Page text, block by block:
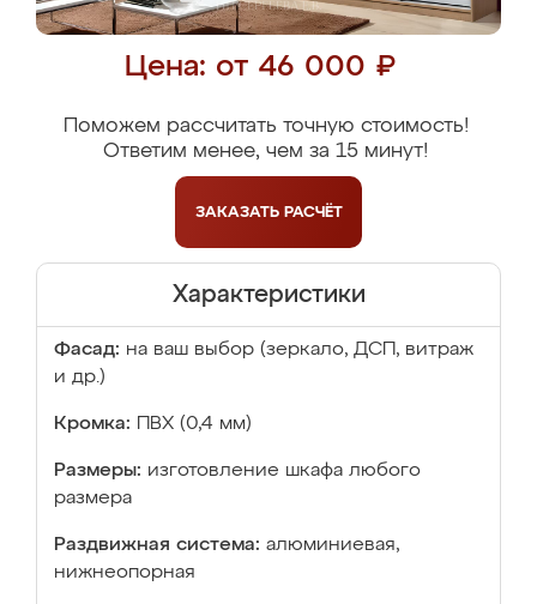
Цена: от 46 000 ₽
Поможем рассчитать точную стоимость!
Ответим менее, чем за 15 минут!
ЗАКАЗАТЬ РАСЧЁТ
Характеристики
Фасад: на ваш выбор (зеркало, ДСП, витраж
и др.)
Кромка: ПВХ (0,4 мм)
Размеры: изготовление шкафа любого
размера
Раздвижная система: алюминиевая,
нижнеопорная